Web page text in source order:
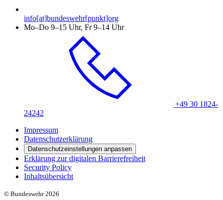
info[at]bundeswehr[punkt]org
Mo–Do 9–15 Uhr, Fr 9–14 Uhr
+49 30 1824-
24242
Impressum
Datenschutzerklärung
Datenschutzeinstellungen anpassen
Erklärung zur digitalen Barrierefreiheit
Security Policy
Inhaltsübersicht
© Bundeswehr 2026